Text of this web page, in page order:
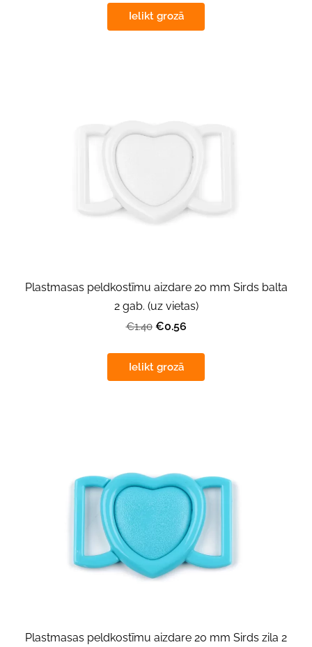
Ielikt grozā
Plastmasas peldkostīmu aizdare 20 mm Sirds balta
2 gab. (uz vietas)
€1.40 €0.56
Ielikt grozā
Plastmasas peldkostīmu aizdare 20 mm Sirds zila 2